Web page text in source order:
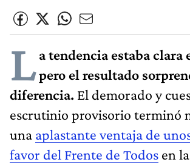
La tendencia estaba clara
pero el resultado
diferencia. El demorado y
escrutinio provisorio terminó
una aplastante ventaja de
favor del Frente de Todos en